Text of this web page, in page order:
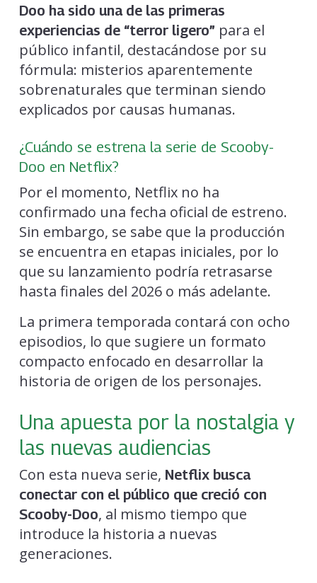
Doo ha sido una de las primeras
experiencias de “terror ligero” para el
público infantil, destacándose por su
fórmula: misterios aparentemente
sobrenaturales que terminan siendo
explicados por causas humanas.
¿Cuándo se estrena la serie de Scooby-
Doo en Netflix?
Por el momento, Netflix no ha
confirmado una fecha oficial de estreno.
Sin embargo, se sabe que la producción
se encuentra en etapas iniciales, por lo
que su lanzamiento podría retrasarse
hasta finales del 2026 o más adelante.
La primera temporada contará con ocho
episodios, lo que sugiere un formato
compacto enfocado en desarrollar la
historia de origen de los personajes.
Una apuesta por la nostalgia y
las nuevas audiencias
Con esta nueva serie, Netflix busca
conectar con el público que creció con
Scooby-Doo, al mismo tiempo que
introduce la historia a nuevas
generaciones.